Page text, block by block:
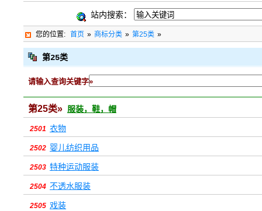
站内搜索：
您的位置: 首页 » 商标分类 » 第25类 »
第25类
请输入查询关键字»
第25类» 服装，鞋，帽
2501 衣物
2502 婴儿纺织用品
2503 特种运动服装
2504 不透水服装
2505 戏装